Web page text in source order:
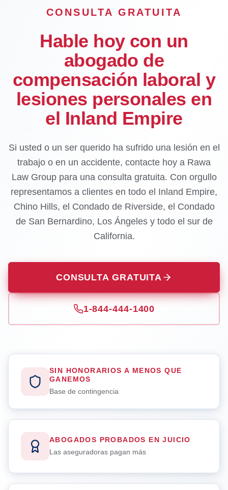
CONSULTA GRATUITA
Hable hoy con un
abogado de
compensación laboral y
lesiones personales en
el Inland Empire
Si usted o un ser querido ha sufrido una lesión en el
trabajo o en un accidente, contacte hoy a Rawa
Law Group para una consulta gratuita. Con orgullo
representamos a clientes en todo el Inland Empire,
Chino Hills, el Condado de Riverside, el Condado
de San Bernardino, Los Ángeles y todo el sur de
California.
CONSULTA GRATUITA
1-844-444-1400
SIN HONORARIOS A MENOS QUE
GANEMOS
Base de contingencia
ABOGADOS PROBADOS EN JUICIO
Las aseguradoras pagan más